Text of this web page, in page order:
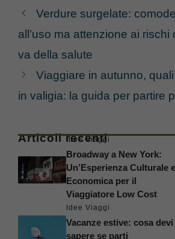
Verdure surgelate:
all’uso ma attenzione ai rischi
va della salute
Viaggiare in autunno,
in valigia: la guida per partire
Articoli recenti
Idee Viaggi
Broadway a New York:
Un’Esperienza Culturale
Economica per il
Viaggiatore Low Cost
Idee Viaggi
Vacanze estive: cosa devi
sapere se parti